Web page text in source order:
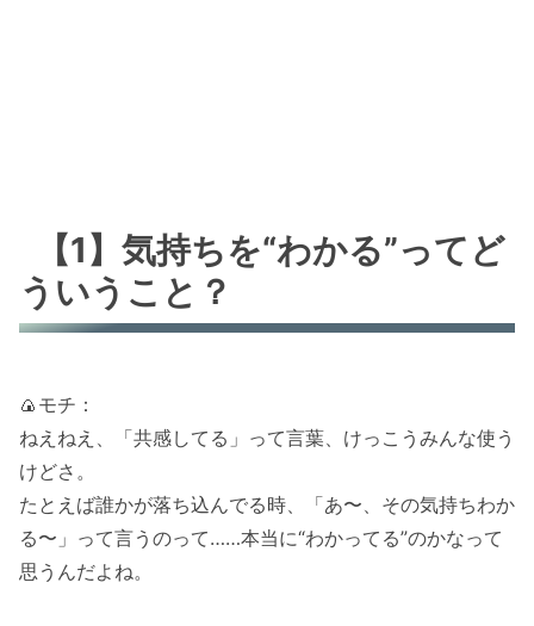
【1】気持ちを“わかる”ってど
ういうこと？
🍙モチ：
ねえねえ、「共感してる」って言葉、けっこうみんな使う
けどさ。
たとえば誰かが落ち込んでる時、「あ〜、その気持ちわか
る〜」って言うのって……本当に“わかってる”のかなって
思うんだよね。